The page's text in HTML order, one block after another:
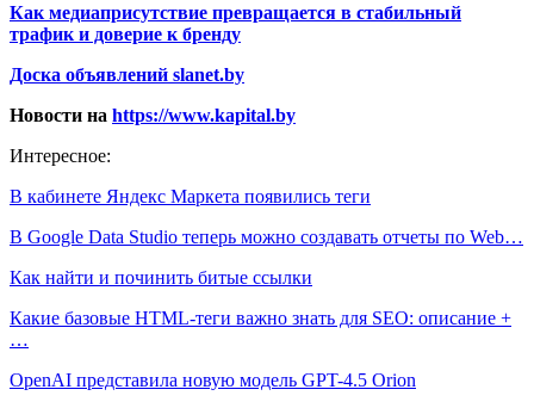
Как медиаприсутствие превращается в стабильный
трафик и доверие к бренду
Доска объявлений slanet.by
Новости на https://www.kapital.by
Интересное:
В кабинете Яндекс Маркета появились теги
В Google Data Studio теперь можно создавать отчеты по Web…
Как найти и починить битые ссылки
Какие базовые HTML-теги важно знать для SEO: описание +
…
OpenAI представила новую модель GPT-4.5 Orion